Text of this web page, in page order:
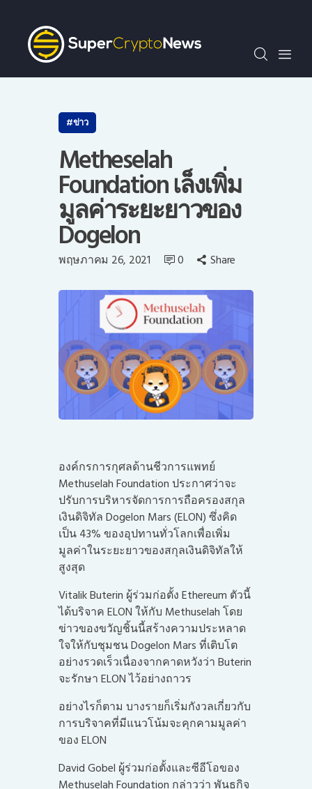
SCN30index
ข่าว
ถาม-ตอบ
ความรู้เบื้องต้น
ข่าวประชาสัมพันธ์
ไทย
ข่าว
Metheselah
Foundation เล็งเพิ่ม
มูลค่าระยะยาวของ
Dogelon
พฤษภาคม 26, 2021 0 Share
องค์กรการกุศลด้านชีวการแพทย์
Methuselah Foundation ประกาศว่าจะ
ปรับการบริหารจัดการการถือครองสกุล
เงินดิจิทัล Dogelon Mars (ELON) ซึ่งคิด
เป็น 43% ของอุปทานทั่วโลกเพื่อเพิ่ม
มูลค่าในระยะยาวของสกุลเงินดิจิทัลให้
สูงสุด
Vitalik Buterin ผู้ร่วมก่อตั้ง Ethereum ตัวนี้
ได้บริจาค ELON ให้กับ Methuselah โดย
ข่าวของขวัญชิ้นนี้สร้างความประหลาด
ใจให้กับชุมชน Dogelon Mars ที่เติบโต
อย่างรวดเร็วเนื่องจากคาดหวังว่า Buterin
จะรักษา ELON ไว้อย่างถาวร
อย่างไรก็ตาม บางรายก็เริ่มกังวลเกี่ยวกับ
การบริจาคที่มีแนวโน้มจะคุกคามมูลค่า
ของ ELON
David Gobel ผู้ร่วมก่อตั้งและซีอีโอของ
Methuselah Foundation กล่าวว่า พันธกิจ